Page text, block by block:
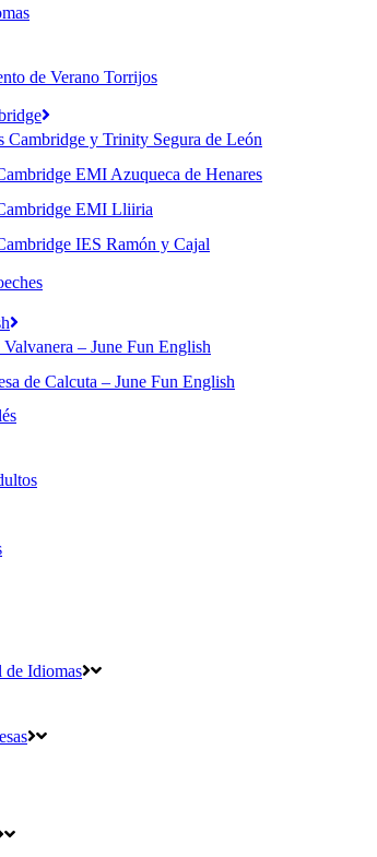
de Verano Torrijos
Cambridge y Trinity Segura de León
EMI Azuqueca de Henares
EMI Lliiria
IES Ramón y Cajal
– June Fun English
de Calcuta – June Fun English
de Idiomas